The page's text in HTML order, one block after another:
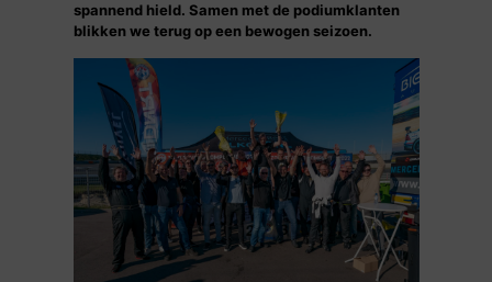
spannend hield. Samen met de podiumklanten
blikken we terug op een bewogen seizoen.